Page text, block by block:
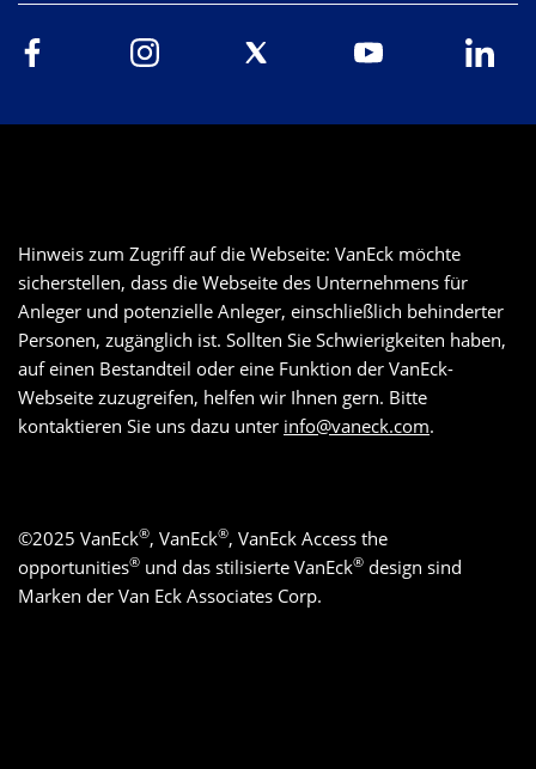
Hinweis zum Zugriff auf die Webseite: VanEck möchte
sicherstellen, dass die Webseite des Unternehmens für
Anleger und potenzielle Anleger, einschließlich behinderter
Personen, zugänglich ist. Sollten Sie Schwierigkeiten haben,
auf einen Bestandteil oder eine Funktion der VanEck-
Webseite zuzugreifen, helfen wir Ihnen gern. Bitte
kontaktieren Sie uns dazu unter info@vaneck.com.
©2025 VanEck®, VanEck®, VanEck Access the
opportunities® und das stilisierte VanEck® design sind
Marken der Van Eck Associates Corp.